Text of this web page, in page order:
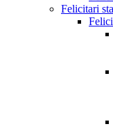
Felicitari